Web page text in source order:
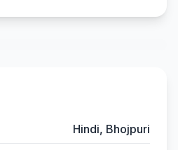
Hindi, Bhojpuri